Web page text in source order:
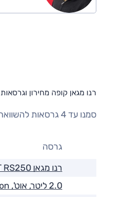
רנו מגאן קופה מחירון וגרסאות
סמנו עד 4 גרסאות להשוואה
גרסה
רנו מגאן 2.0T RS250 ידני
2.0 ליטר, אוט', Expression + גג